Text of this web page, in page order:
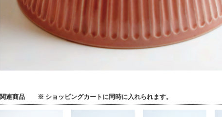
関連商品 ※ ショッピングカートに同時に入れられます。